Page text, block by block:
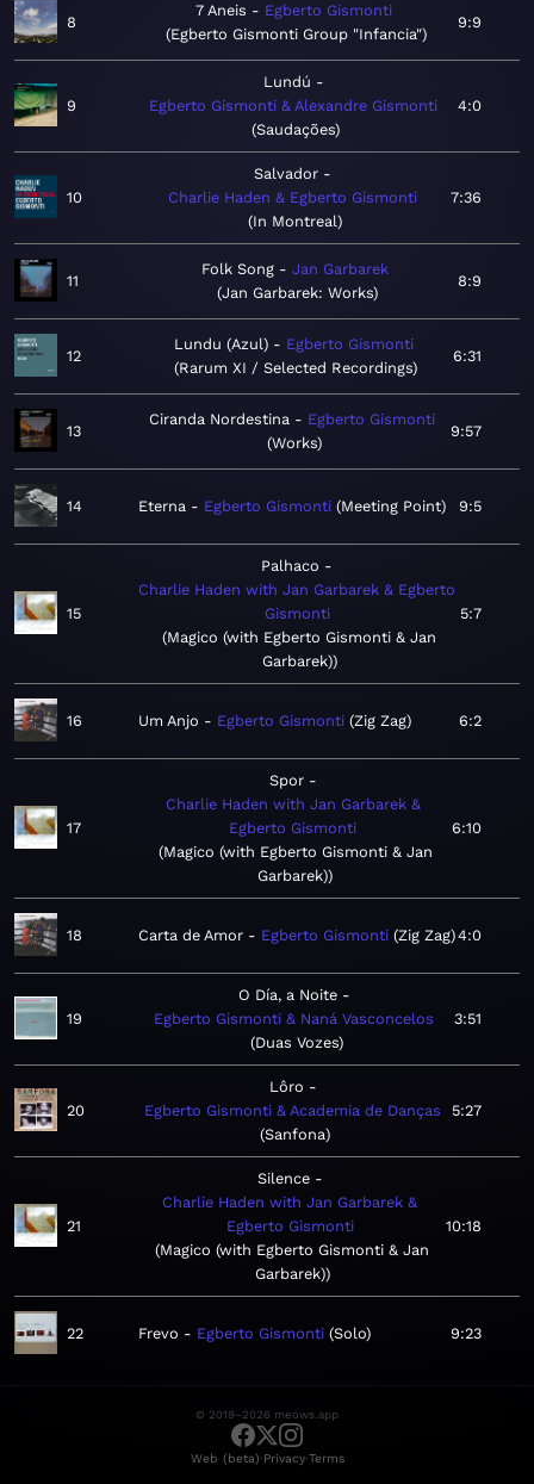
8
7 Aneis
Egberto Gismonti
Egberto Gismonti Group "Infancia"
9:9
9
Lundú
Egberto Gismonti & Alexandre Gismonti
Saudações
4:0
10
Salvador
Charlie Haden & Egberto Gismonti
In Montreal
7:36
11
Folk Song
Jan Garbarek
Jan Garbarek: Works
8:9
12
Lundu (Azul)
Egberto Gismonti
Rarum XI / Selected Recordings
6:31
13
Ciranda Nordestina
Egberto Gismonti
Works
9:57
14 Eterna Egberto Gismonti Meeting Point 9:5
15
Palhaco
Charlie Haden with Jan Garbarek & Egberto
Gismonti
Magico (with Egberto Gismonti & Jan
Garbarek)
5:7
16 Um Anjo Egberto Gismonti Zig Zag 6:2
17
Spor
Charlie Haden with Jan Garbarek &
Egberto Gismonti
Magico (with Egberto Gismonti & Jan
Garbarek)
6:10
18 Carta de Amor Egberto Gismonti Zig Zag 4:0
19
O Día, a Noite
Egberto Gismonti & Naná Vasconcelos
Duas Vozes
3:51
20
Lôro
Egberto Gismonti & Academia de Danças
Sanfona
5:27
21
Silence
Charlie Haden with Jan Garbarek &
Egberto Gismonti
Magico (with Egberto Gismonti & Jan
Garbarek)
10:18
22 Frevo Egberto Gismonti Solo 9:23
© 2019–2026 meows.app
Web (beta)·Privacy·Terms